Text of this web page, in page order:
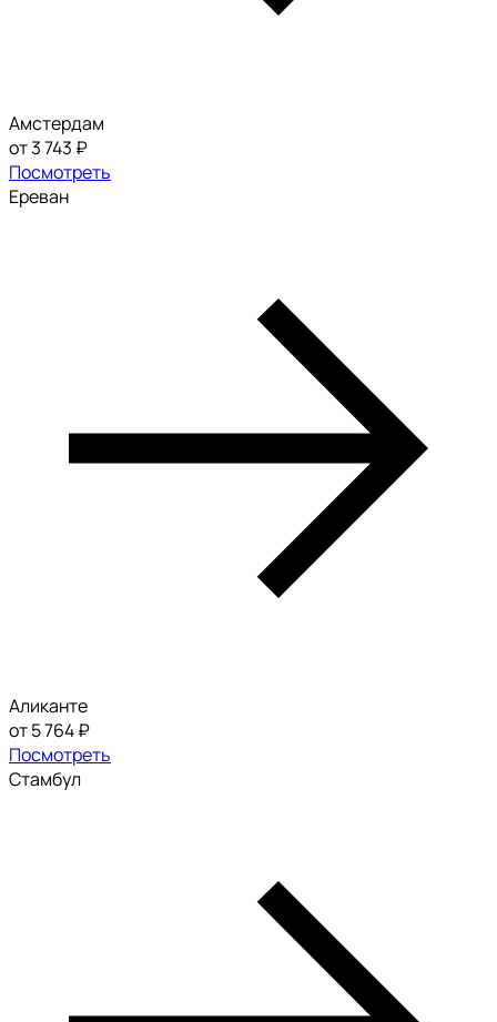
Амстердам
от 3 743 ₽
Посмотреть
Ереван
Аликанте
от 5 764 ₽
Посмотреть
Стамбул